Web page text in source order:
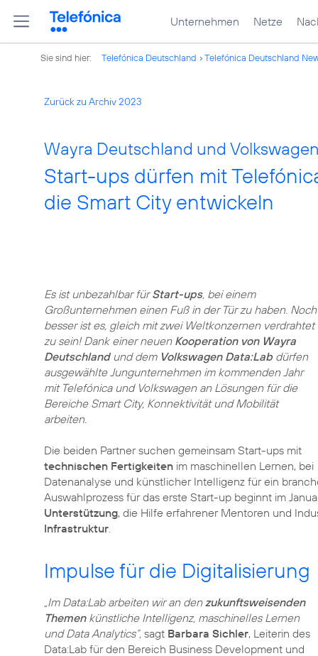
Unternehmen Netze
Sie sind hier: Telefónica Deutschland Telefónica Deutschland
Zurück zu Archiv 2023
Wayra Deutschland und
Start-ups dürfen mit
die Smart City entwickeln
Es ist unbezahlbar fürStart-ups, bei einem
Großunternehmen einen Fuß in der Tür zu haben. Noch
besser ist es, gleich mit zwei Weltkonzernen verdrahtet
zu sein! Dank einer neuen Kooperation von Wayra
Deutschlandund dem Volkswagen Data:Lab dürfen
ausgewählte Jungunternehmen im kommenden Jahr
mit Telefónica und Volkswagen an Lösungen für die
Bereiche Smart City, Konnektivität und Mobilität
arbeiten.
Die beiden Partner suchen gemeinsam Start-ups mit
technischen Fertigkeiten im maschinellen Lernen, bei
Datenanalyse und künstlicher Intelligenz für ein
Auswahlprozess für das erste Start-up beginnt im
Unterstützung, die Hilfe erfahrener Mentoren und
Infrastruktur.
Impulse für die Digitalisierung
„Im Data:Lab arbeiten wir an denzukunftsweisenden
Themenkünstliche Intelligenz, maschinelles Lernen
und Data Analytics“, sagt Barbara Sichler, Leiterin des
Data:Lab für den Bereich Business Development und